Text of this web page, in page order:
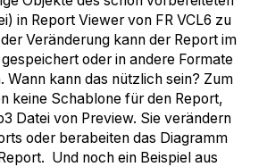
in Report Viewer von FR VCL6 zu
Veränderung kann der Report im
oder in andere Formate
Wann kann das nützlich sein? Zum
keine Schablone für den Report,
Datei von Preview. Sie verändern
oder berabeiten das Diagramm
Und noch ein Beispiel aus